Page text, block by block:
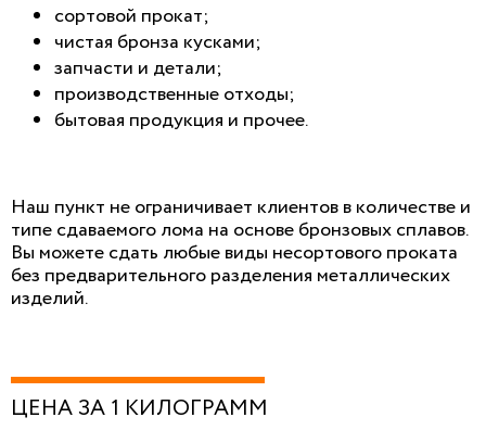
сортовой прокат;
чистая бронза кусками;
запчасти и детали;
производственные отходы;
бытовая продукция и прочее.
Наш пункт не ограничивает клиентов в количестве и
типе сдаваемого лома на основе бронзовых сплавов.
Вы можете сдать любые виды несортового проката
без предварительного разделения металлических
изделий.
ЦЕНА ЗА 1 КИЛОГРАММ